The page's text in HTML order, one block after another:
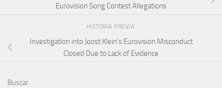
Eurovision Song Contest Allegations
HISTORIA PREVIA
Investigation into Joost Klein’s Eurovision Misconduct
Closed Due to Lack of Evidence
Buscar